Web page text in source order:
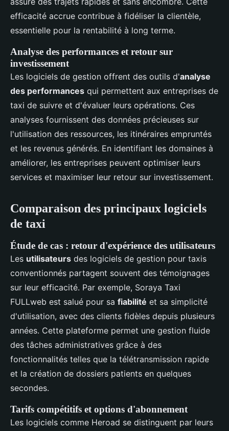
efficacité accrue contribue à fidéliser la clientèle,
essentielle pour la rentabilité à long terme.
Analyse des performances et retour sur
investissement
Les logiciels de gestion offrent des outils d'analyse
des performances qui permettent aux entreprises de
taxi de suivre et d'évaluer leurs opérations. Ces
analyses fournissent des données précieuses sur
l'utilisation des ressources, les itinéraires empruntés
et les revenus générés. En identifiant les domaines à
améliorer, les entreprises peuvent optimiser leurs
services et maximiser leur retour sur investissement.
Comparaison des principaux logiciels
de taxi
Étude de cas : retour d'expérience des utilisateurs
Les utilisateurs des logiciels de gestion pour taxis
conventionnés partagent souvent des témoignages
sur leur efficacité. Par exemple, Soraya Taxi
FULLweb est salué pour sa fiabilité et sa simplicité
d'utilisation, avec des clients fidèles depuis plusieurs
années. Cette plateforme permet une gestion fluide
des tâches administratives grâce à des
fonctionnalités telles que la télétransmission rapide
et la création de dossiers patients en quelques
secondes.
Tarifs compétitifs et options d'abonnement
Les logiciels comme Heroad se distinguent par leurs